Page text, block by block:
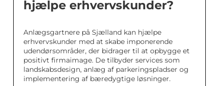
hjælpe erhvervskunder?
Anlægsgartnere på Sjælland kan hjælpe
erhvervskunder med at skabe imponerende
udendørsområder, der bidrager til at opbygge et
positivt firmaimage. De tilbyder services som
landskabsdesign, anlæg af parkeringspladser og
implementering af bæredygtige løsninger.